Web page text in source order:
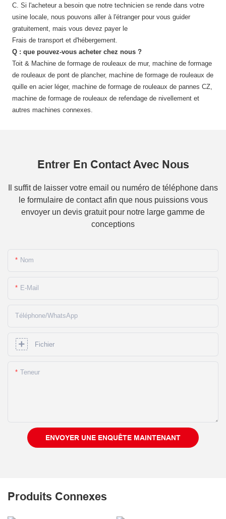
C. Si l'acheteur a besoin que notre technicien se rende dans votre
usine locale, nous pouvons aller à l'étranger pour vous guider
gratuitement, mais vous devez payer le
Frais de transport et d'hébergement.
Q : que pouvez-vous acheter chez nous ?
Toit & Machine de formage de rouleaux de mur, machine de formage
de rouleaux de pont de plancher, machine de formage de rouleaux de
quille en acier léger, machine de formage de rouleaux de pannes CZ,
machine de formage de rouleaux de refendage de nivellement et
autres machines connexes.
Entrer En Contact Avec Nous
Il suffit de laisser votre email ou numéro de téléphone dans
le formulaire de contact afin que nous puissions vous
envoyer un devis gratuit pour notre large gamme de
conceptions
Nom
E-Mail
Téléphone/WhatsApp
Fichier
Teneur
ENVOYER UNE ENQUÊTE MAINTENANT
Produits Connexes